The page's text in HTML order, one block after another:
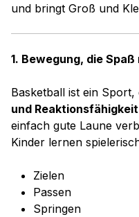
und bringt Groß und
1. Bewegung, die
Basketball ist ein Sport,
und Reaktionsfähigkeit
einfach gute Laune
Kinder lernen
Zielen
Passen
Springen